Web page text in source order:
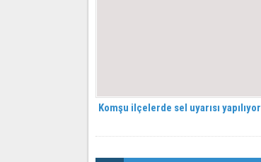
Komşu ilçelerde sel uyarısı yapılıyor